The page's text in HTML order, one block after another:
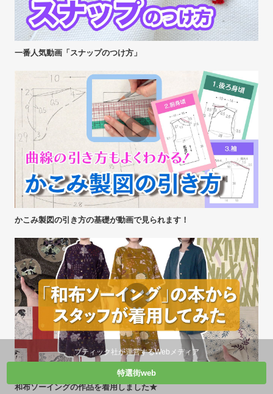
一番人気動画「スナップのつけ方」
かこみ製図の引き方の基礎が動画で見られます！
和布ソーイングの作品を着用しました★
ブティック社が運営するWebメディア
特選街web